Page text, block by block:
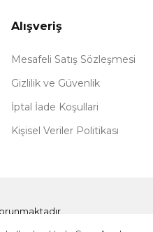
Alışveriş
Mesafeli Satış Sözleşmesi
Gizlilik ve Güvenlik
İptal İade Koşullari
Kişisel Veriler Politikası